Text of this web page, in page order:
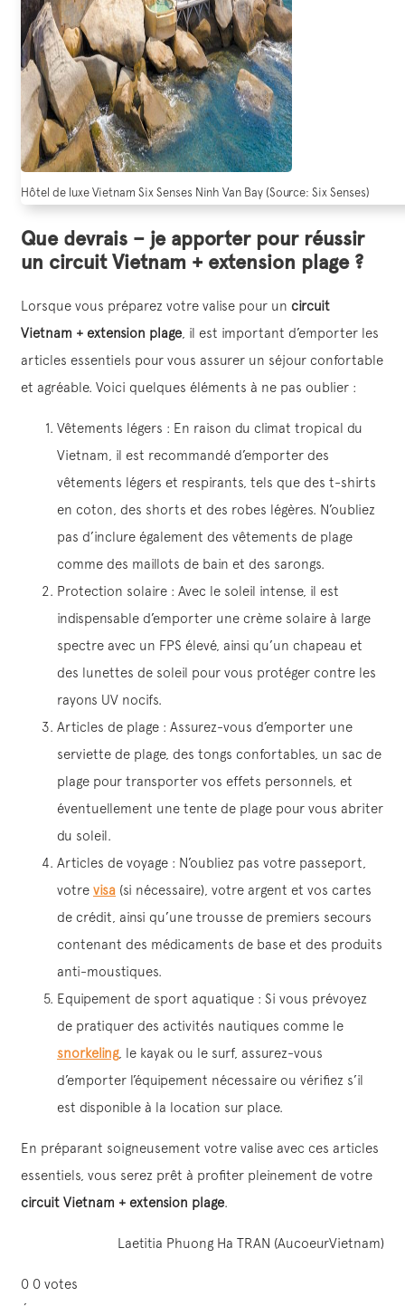
Hôtel de luxe Vietnam Six Senses Ninh Van Bay (Source: Six Senses)
Que devrais – je apporter pour réussir
un circuit Vietnam + extension plage ?
Lorsque vous préparez votre valise pour un circuit
Vietnam + extension plage, il est important d’emporter les
articles essentiels pour vous assurer un séjour confortable
et agréable. Voici quelques éléments à ne pas oublier :
Vêtements légers : En raison du climat tropical du
Vietnam, il est recommandé d’emporter des
vêtements légers et respirants, tels que des t-shirts
en coton, des shorts et des robes légères. N’oubliez
pas d’inclure également des vêtements de plage
comme des maillots de bain et des sarongs.
Protection solaire : Avec le soleil intense, il est
indispensable d’emporter une crème solaire à large
spectre avec un FPS élevé, ainsi qu’un chapeau et
des lunettes de soleil pour vous protéger contre les
rayons UV nocifs.
Articles de plage : Assurez-vous d’emporter une
serviette de plage, des tongs confortables, un sac de
plage pour transporter vos effets personnels, et
éventuellement une tente de plage pour vous abriter
du soleil.
Articles de voyage : N’oubliez pas votre passeport,
votre visa (si nécessaire), votre argent et vos cartes
de crédit, ainsi qu’une trousse de premiers secours
contenant des médicaments de base et des produits
anti-moustiques.
Equipement de sport aquatique : Si vous prévoyez
de pratiquer des activités nautiques comme le
snorkeling, le kayak ou le surf, assurez-vous
d’emporter l’équipement nécessaire ou vérifiez s’il
est disponible à la location sur place.
En préparant soigneusement votre valise avec ces articles
essentiels, vous serez prêt à profiter pleinement de votre
circuit Vietnam + extension plage.
Laetitia Phuong Ha TRAN (AucoeurVietnam)
0 0 votes